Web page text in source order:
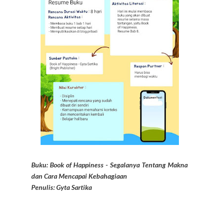
Buku: Book of Happiness - Segalanya Tentang Makna
dan Cara Mencapai Kebahagiaan
Penulis: Gyta Sartika